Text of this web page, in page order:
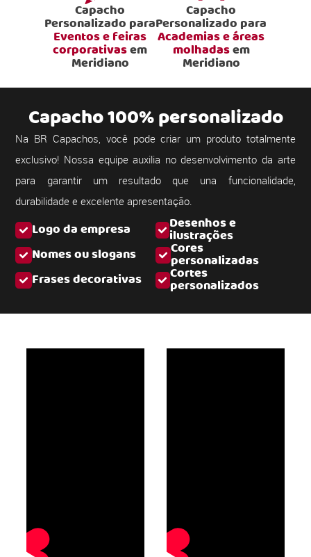
Capacho
Personalizado para
Eventos e feiras
corporativasem
Meridiano
Capacho
Personalizado para
Academias e áreas
molhadasem
Meridiano
Logo da empresa Desenhos e
ilustrações
Nomes ou slogans
Cores
personalizadas
Frases decorativas
Cortes
personalizados
Capacho 100% personalizado
Na BR Capachos, você pode criar um produto totalmente
exclusivo! Nossa equipe auxilia no desenvolvimento da arte
para garantir um resultado que una funcionalidade,
durabilidade e excelente apresentação.